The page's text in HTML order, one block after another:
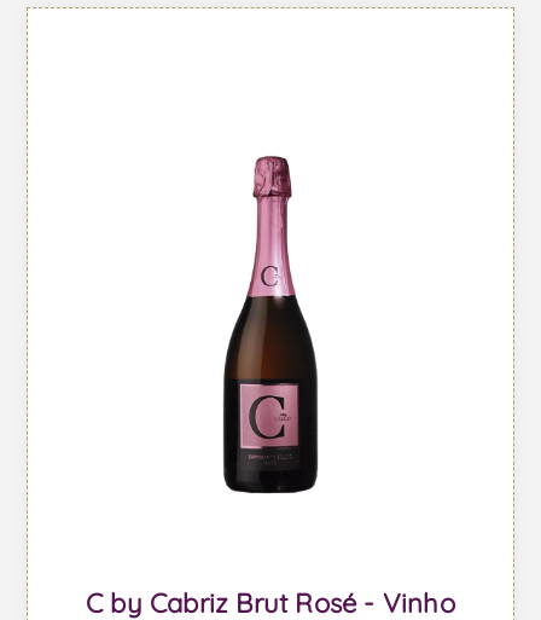
C by Cabriz Brut Rosé - Vinho